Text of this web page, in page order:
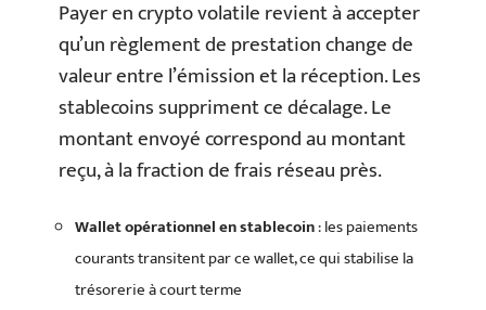
Payer en crypto volatile revient à accepter
qu’un règlement de prestation change de
valeur entre l’émission et la réception. Les
stablecoins suppriment ce décalage. Le
montant envoyé correspond au montant
reçu, à la fraction de frais réseau près.
Wallet opérationnel en stablecoin: les paiements
courants transitent par ce wallet, ce qui stabilise la
trésorerie à court terme